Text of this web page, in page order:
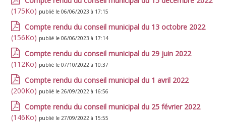
(175Ko) publié le 06/06/2023 à 17:15
Compte rendu du conseil municipal du 13 octobre 2022
(156Ko) publié le 06/06/2023 à 17:14
Compte rendu du conseil municipal du 29 juin 2022
(112Ko) publié le 07/10/2022 à 10:37
Compte rendu du conseil municipal du 1 avril 2022
(200Ko) publié le 26/09/2022 à 16:56
Compte rendu du conseil municipal du 25 février 2022
(146Ko) publié le 27/09/2022 à 15:55